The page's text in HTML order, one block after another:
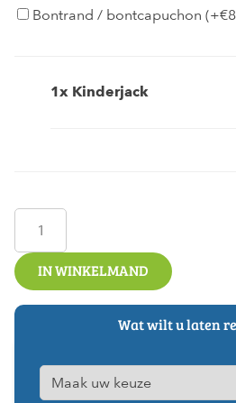
Bontrand / bontcapuchon (+€
1x Kinderjack
IN WINKELMAND
Wat wilt u laten